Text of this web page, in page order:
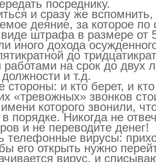
посреднику.
и сразу же вспомнить,
деяние, за которое
штрафа в размере от
иного дохода
до
на срок до двух
и т.д.
и кто берет, и кто
«тревожных» звонков
которого звонили,
порядке. Никогда не
и не переводите денег!
телефонные вирусы:
его открыть нужно
вирус, и